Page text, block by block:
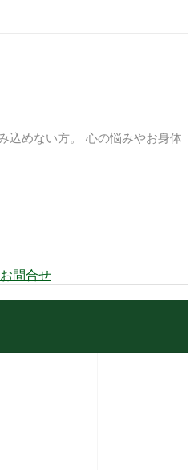
込めない方。 心の悩みやお身体
お問合せ